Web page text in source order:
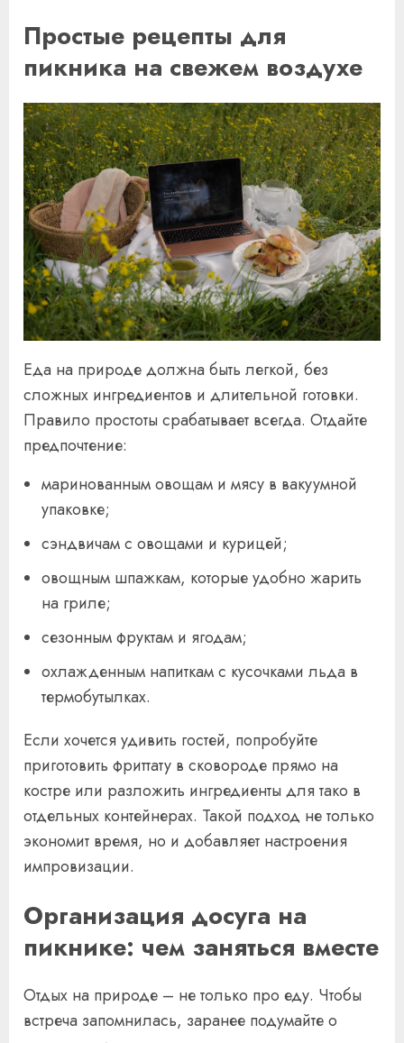
Простые рецепты для
пикника на свежем воздухе
Еда на природе должна быть легкой, без
сложных ингредиентов и длительной готовки.
Правило простоты срабатывает всегда. Отдайте
предпочтение:
маринованным овощам и мясу в вакуумной
упаковке;
сэндвичам с овощами и курицей;
овощным шпажкам, которые удобно жарить
на гриле;
сезонным фруктам и ягодам;
охлажденным напиткам с кусочками льда в
термобутылках.
Если хочется удивить гостей, попробуйте
приготовить фриттату в сковороде прямо на
костре или разложить ингредиенты для тако в
отдельных контейнерах. Такой подход не только
экономит время, но и добавляет настроения
импровизации.
Организация досуга на
пикнике: чем заняться вместе
Отдых на природе – не только про еду. Чтобы
встреча запомнилась, заранее подумайте о